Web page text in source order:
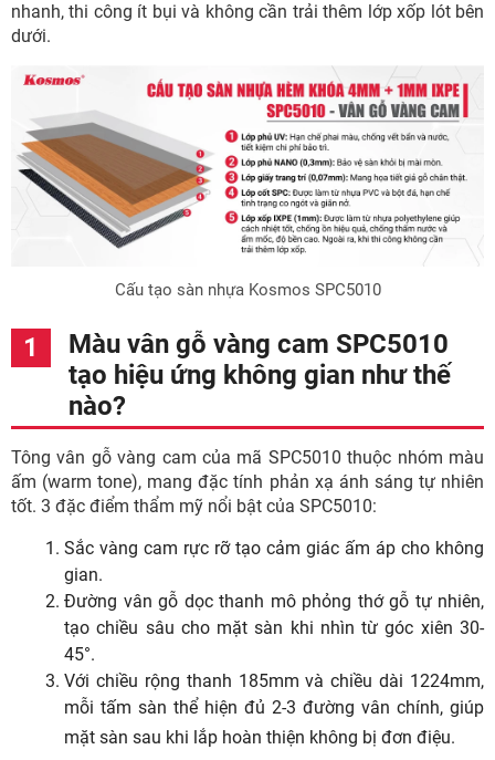
nhanh, thi công ít bụi và không cần trải thêm lớp xốp lót bên
dưới.
Cấu tạo sàn nhựa Kosmos SPC5010
Màu vân gỗ vàng cam SPC5010
tạo hiệu ứng không gian như thế
nào?
Tông vân gỗ vàng cam của mã SPC5010 thuộc nhóm màu
ấm (warm tone), mang đặc tính phản xạ ánh sáng tự nhiên
tốt. 3 đặc điểm thẩm mỹ nổi bật của SPC5010:
Sắc vàng cam rực rỡ tạo cảm giác ấm áp cho không
gian.
Đường vân gỗ dọc thanh mô phỏng thớ gỗ tự nhiên,
tạo chiều sâu cho mặt sàn khi nhìn từ góc xiên 30-
45°.
Với chiều rộng thanh 185mm và chiều dài 1224mm,
mỗi tấm sàn thể hiện đủ 2-3 đường vân chính, giúp
mặt sàn sau khi lắp hoàn thiện không bị đơn điệu.